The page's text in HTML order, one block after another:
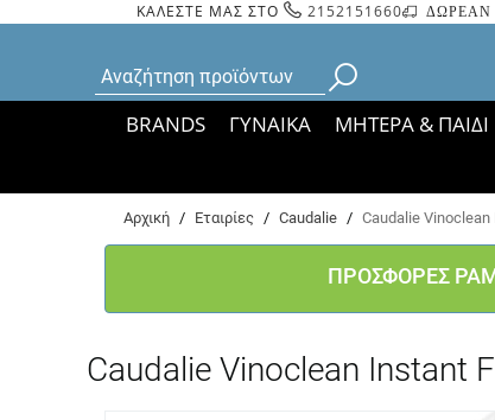
ΚΑΛΕΣΤΕ ΜΑΣ ΣΤΟ 2152151660 ΔΩΡΕΑΝ
BRANDS ΓΥΝΑΙΚΑ ΜΗΤΕΡΑ & ΠΑΙΔΙ
Bάσει ΦΕΚ
Αρχική / Εταιρίες / Caudalie / Caudalie
ΠΡΟΣΦΟΡΕΣ
Caudalie Vinoclean Instant